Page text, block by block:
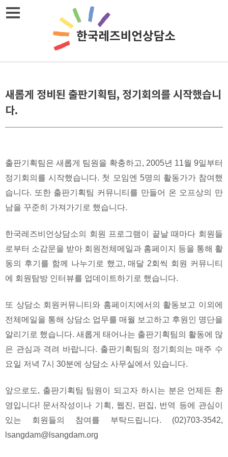
Skip
새롭게 정비된 출판기획팀, 정기회의를 시작했습니
다.
출판기획팀은 새롭게 팀원을 확충하고, 2005년 11월 9일부터
정기회의를 시작했습니다. 첫 모임엔 5명의 활동가가 참여했
습니다. 또한 출판기획팀 커뮤니티를 만들어 온 오프상의 만
남을 꾸준히 가져가기로 했습니다.
한국레즈비언상담소의 회원 프로그램이 끝날 때마다 회원들
로부터 소감문을 받아 회원전체메일과 홈페이지 등을 통해 활
동의 후기를 함께 나누기로 했고, 매달 2회씩 회원 커뮤니티
에 회원탐방 인터뷰를 업데이트하기로 했습니다.
또 상담소 회원커뮤니티와 홈페이지에서의 활동보고 이외에
전체메일을 통해 상담소 업무를 매월 보고하고 후원인 명단을
알리기로 했습니다. 새롭게 태어나는 출판기획팀의 활동에 많
은 관심과 격려 바랍니다. 출판기획팀의 정기회의는 매주 수
요일 저녁 7시 30분에 상담소 사무실에서 있습니다.
앞으로도, 출판기획팀 팀원이 되고자 하시는 분은 언제든 환
영입니다! 문서작성이나 기획, 웹진, 편집, 번역 등에 관심이
있는 회원들의 참여를 부탁드립니다. (02)703-3542,
lsangdam@lsangdam.org